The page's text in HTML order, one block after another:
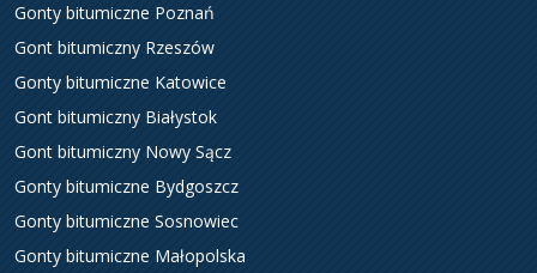
Gonty bitumiczne Poznań
Gont bitumiczny Rzeszów
Gonty bitumiczne Katowice
Gont bitumiczny Białystok
Gont bitumiczny Nowy Sącz
Gonty bitumiczne Bydgoszcz
Gonty bitumiczne Sosnowiec
Gonty bitumiczne Małopolska